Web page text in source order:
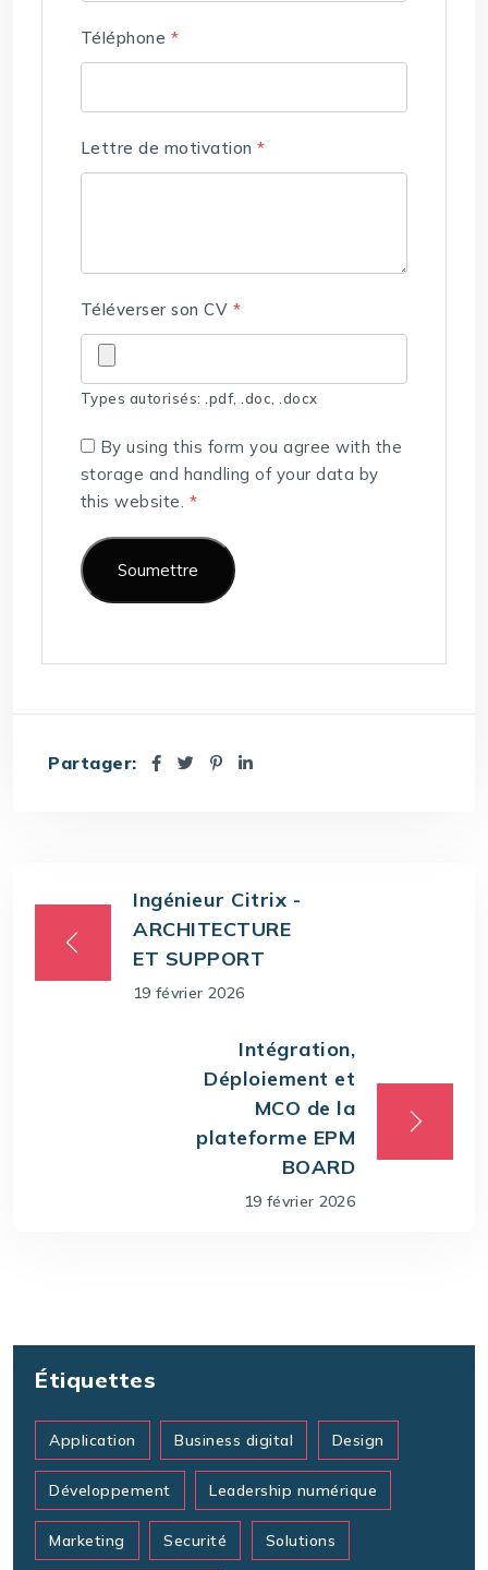
Téléphone *
Lettre de motivation*
Téléverser son CV *
Types autorisés: .pdf, .doc, .docx
By using this form you agree with the
storage and handling of your data by
this website. *
Partager:
Ingénieur Citrix -
ARCHITECTURE
ET SUPPORT
19 février 2026
Intégration,
Déploiement et
MCO de la
plateforme EPM
BOARD
19 février 2026
Étiquettes
Application Business digital Design
Développement Leadership numérique
Marketing Securité Solutions